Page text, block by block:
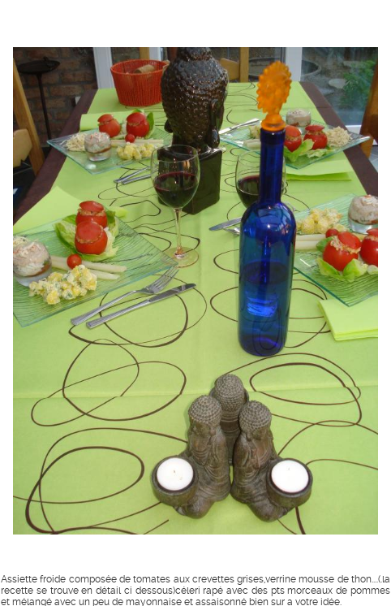
Assiette froide composée de tomates aux crevettes grises,verrine mousse de thon....(.la
recette se trouve en détail ci dessous)céleri rapé avec des pts morceaux de pommes
et mélangé avec un peu de mayonnaise et assaisonné bien sur a votre idée.